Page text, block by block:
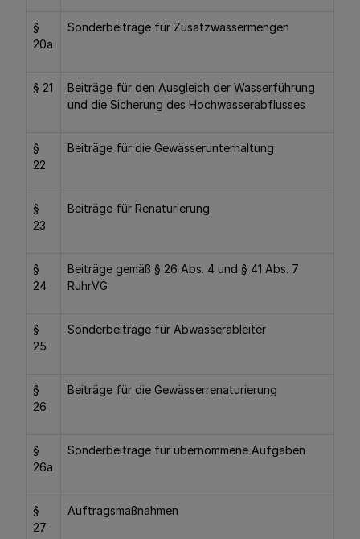
§
20a
Sonderbeiträge für Zusatzwassermengen
§ 21
Beiträge für den Ausgleich der Wasserführung
und die Sicherung des Hochwasserabflusses
§
22
Beiträge für die Gewässerunterhaltung
§
23
Beiträge für Renaturierung
§
24
Beiträge gemäß § 26 Abs. 4 und § 41 Abs. 7
RuhrVG
§
25
Sonderbeiträge für Abwasserableiter
§
26
Beiträge für die Gewässerrenaturierung
§
26a
Sonderbeiträge für übernommene Aufgaben
§
27
Auftragsmaßnahmen